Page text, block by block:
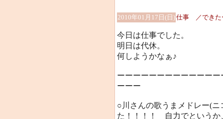
2010年01月17日(日)仕事 ／できた
今日は仕事でした。
明日は代休。
何しようかなぁ♪
ーーーーーーーーーーーー
ーーー
○川さんの歌うまメドレー(
た！！！！ 自力でというか